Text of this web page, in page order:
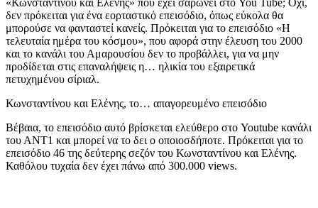
«Κωνσταντίνου και Ελένης» που έχει σαρώνει στο You Tube; Οχι,
δεν πρόκειται για ένα εορταστικό επεισόδιο, όπως εύκολα θα
μπορούσε να φανταστεί κανείς. Πρόκειται για το επεισόδιο «Η
τελευταία ημέρα του κόσμου», που αφορά στην έλευση του 2000
και το κανάλι του Αμαρουσίου δεν το προβάλλει, για να μην
προδίδεται στις επαναλήψεις η… ηλικία του εξαιρετικά
πετυχημένου σίριαλ.
Κωνσταντίνου και Ελένης, το… απαγορευμένο επεισόδιο
Βέβαια, το επεισόδιο αυτό βρίσκεται ελεύθερο στο Youtube κανάλι
του ΑΝΤ1 και μπορεί να το δει ο οποιοσδήποτε. Πρόκειται για το
επεισόδιο 46 της δεύτερης σεζόν του Κωνσταντίνου και Ελένης.
Καθόλου τυχαία δεν έχει πάνω από 300.000 views.